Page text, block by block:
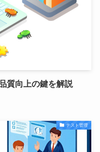
質向上の鍵を解説
テスト管理